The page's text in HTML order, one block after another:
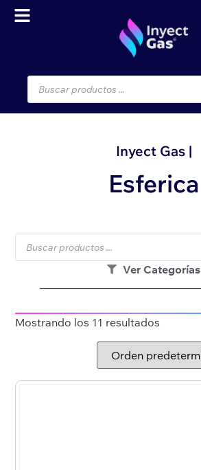
Inyect Gas |
Esferica
Ver Categorías
Mostrando los 11 resultados